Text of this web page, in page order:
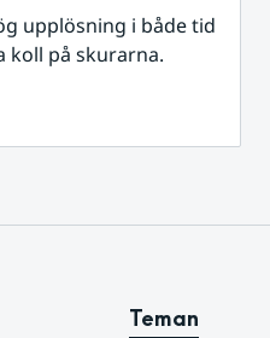
upplösning i både tid
koll på skurarna.
Teman